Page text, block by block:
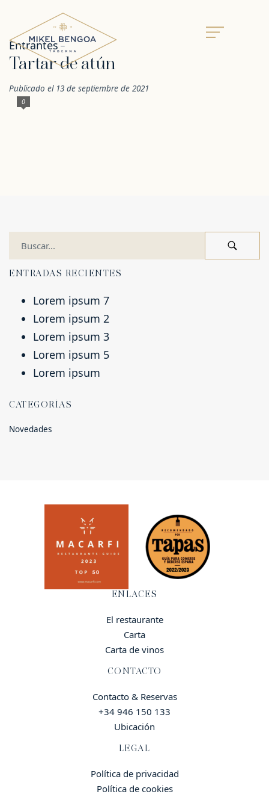
Entrantes
Tartar de atún
Publicado el 13 de septiembre de 2021
0
ENTRADAS RECIENTES
Lorem ipsum 7
Lorem ipsum 2
Lorem ipsum 3
Lorem ipsum 5
Lorem ipsum
CATEGORÍAS
Novedades
ENLACES
El restaurante
Carta
Carta de vinos
CONTACTO
Contacto & Reservas
+34 946 150 133
Ubicación
LEGAL
Política de privacidad
Política de cookies